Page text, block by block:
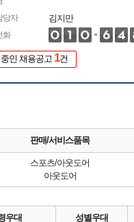
당자
김지만
화
인 채용공고 1건
판매/서비스품목
스포츠/아웃도어
아웃도어
우대 성별우대